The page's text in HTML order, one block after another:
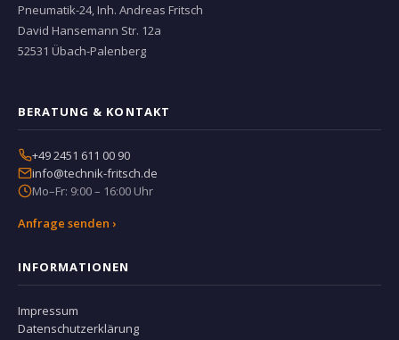
Pneumatik-24, Inh. Andreas Fritsch
David Hansemann Str. 12a
52531 Übach-Palenberg
BERATUNG & KONTAKT
+49 2451 611 00 90
info@technik-fritsch.de
Mo–Fr: 9:00 – 16:00 Uhr
Anfrage senden ›
INFORMATIONEN
Impressum
Datenschutzerklärung